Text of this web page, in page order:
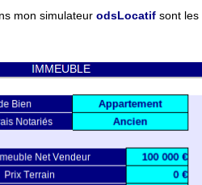
mon simulateur odsLocatif sont les